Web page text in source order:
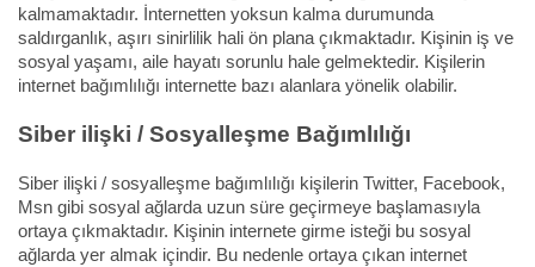
kalmamaktadır. İnternetten yoksun kalma durumunda
saldırganlık, aşırı sinirlilik hali ön plana çıkmaktadır. Kişinin iş ve
sosyal yaşamı, aile hayatı sorunlu hale gelmektedir. Kişilerin
internet bağımlılığı internette bazı alanlara yönelik olabilir.
Siber ilişki / Sosyalleşme Bağımlılığı
Siber ilişki / sosyalleşme bağımlılığı kişilerin Twitter, Facebook,
Msn gibi sosyal ağlarda uzun süre geçirmeye başlamasıyla
ortaya çıkmaktadır. Kişinin internete girme isteği bu sosyal
ağlarda yer almak içindir. Bu nedenle ortaya çıkan internet